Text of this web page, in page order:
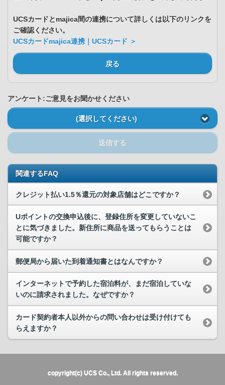
UCSカードとmajica間の連携について詳しくは以下のリンクを
ご確認ください。
UCSカードmajica連携｜UCSカード ＞
戻る
アンケート:ご意見をお聞かせください
(選択してください)
送信する
関連するFAQ
クレジット払い1.5％還元の対象店舗はどこですか？
Uポイントの交換申込後に、登録住所を変更していないこ
とに気づきました。新住所に商品を送ってもらうことは
可能ですか？
郵便局から届いた到着通知書とはなんですか？
インターネットで予約した宿泊料が、まだ宿泊していな
いのに請求されました。なぜですか？
カード契約者本人以外からの問い合わせは受け付けても
らえますか？
copyright(c) UCS Co., Ltd. All rights reserved.